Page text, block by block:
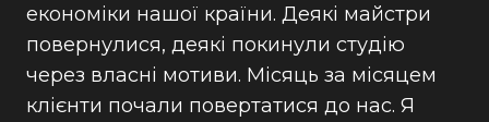
економіки нашої країни. Деякі майстри
повернулися, деякі покинули студію
через власні мотиви. Місяць за місяцем
клієнти почали повертатися до нас. Я